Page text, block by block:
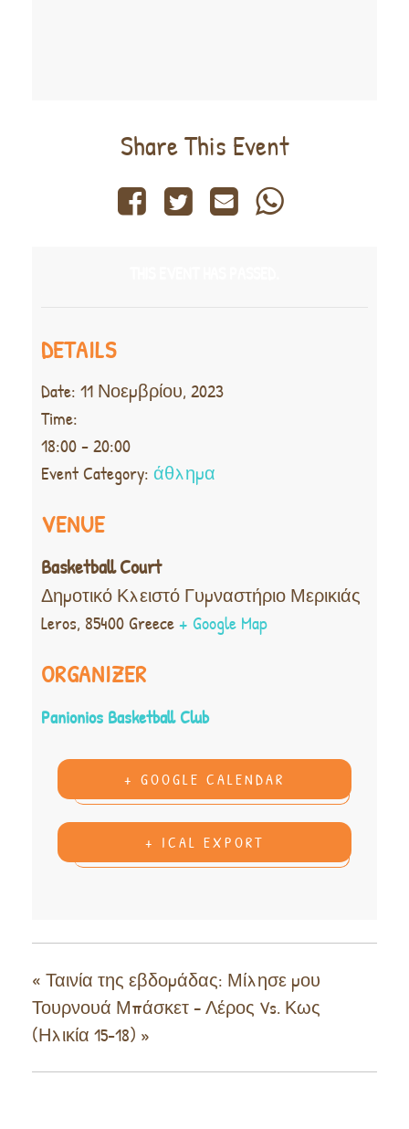
Share This Event
DETAILS
Date: 11 Νοεμβρίου, 2023
Time:
18:00 - 20:00
Event Category: άθλημα
VENUE
Basketball Court
Δημοτικό Κλειστό Γυμναστήριο Μερικιάς
Leros, 85400 Greece+ Google Map
ORGANIZER
Panionios Basketball Club
+ GOOGLE CALENDAR
+ ICAL EXPORT
« Ταινία της εβδομάδας: Μίλησε μου
Τουρνουά Μπάσκετ – Λέρος Vs. Κως
(Ηλικία 15-18) »